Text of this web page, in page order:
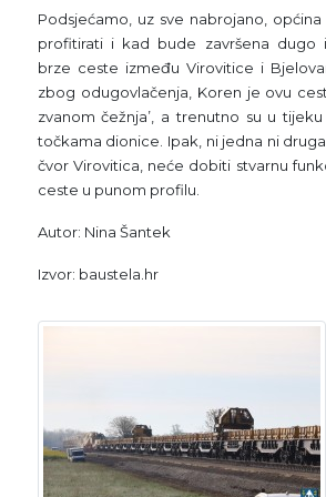
Podsjećamo, uz sve nabrojano,
profitirati i kad bude završena dugo
brze ceste između Virovitice i
zbog odugovlačenja, Koren je ovu
zvanom čežnja’, a trenutno su u
točkama dionice. Ipak, ni jedna ni
čvor Virovitica, neće dobiti stvarnu
ceste u punom profilu.
Autor: Nina Šantek
Izvor: baustela.hr